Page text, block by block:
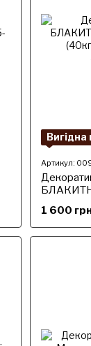
Вигідна
Артикул:
1 600